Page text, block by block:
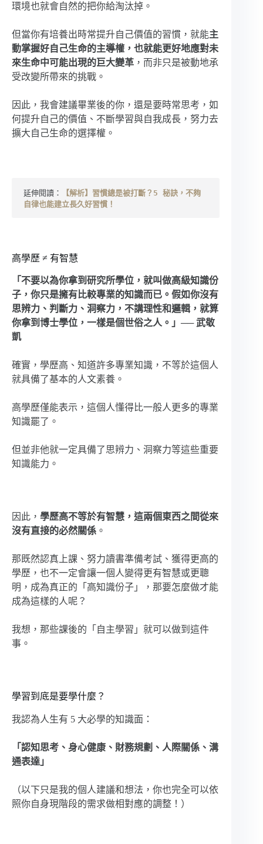
環境也就會自然的把你給淘汰掉。
但當你有培養出時常提升自己價值的習慣，就能主
動掌握好自己生命的主導權，也就能更好地應對未
來生命中可能出現的巨大變革 ，而非只是被動地承
受改變所帶來的挑戰。
因此，我會建議畢業後的你，還是要時常思考，如
何提升自己的價值、不斷學習與自我成長，努力去
擴大自己生命的選擇權。
延伸閱讀：
【解析】習慣總是被打斷？5 秘訣，不夠
自律也能建立長久好習慣！
高學歷 ≠ 有智慧
「不要以為你拿到研究所學位，就叫做高級知識份
子，你只是擁有比較專業的知識而已。假如你沒有
思辨力、判斷力、洞察力，不講理性和邏輯，就算
你拿到博士學位，一樣是個世俗之人。」── 武敬
凱
確實，學歷高、知道許多專業知識，不等於這個人
就具備了基本的人文素養。
高學歷僅能表示，這個人懂得比一般人更多的專業
知識罷了。
但並非他就一定具備了思辨力、洞察力等這些重要
知識能力。
因此， 學歷高不等於有智慧，這兩個東西之間從來
沒有直接的必然關係 。
那既然認真上課、努力讀書準備考試、獲得更高的
學歷，也不一定會讓一個人變得更有智慧或更聰
明，成為真正的「高知識份子」，那要怎麼做才能
成為這樣的人呢？
我想，那些課後的「自主學習」就可以做到這件
事。
學習到底是要學什麼？
我認為人生有 5 大必學的知識面：
「認知思考、身心健康、財務規劃、人際關係、溝
通表達」
（以下只是我的個人建議和想法，你也完全可以依
照你自身現階段的需求做相對應的調整！）